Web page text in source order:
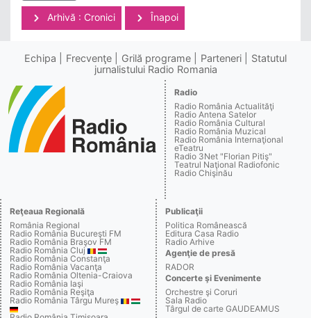
Arhivă : Cronici Înapoi
Echipa Frecvenţe Grilă programe Parteneri
Statutul
jurnalistului Radio Romania
Radio
Radio România Actualităţi
Radio Antena Satelor
Radio România Cultural
Radio România Muzical
Radio România Internaţional
eTeatru
Radio 3Net "Florian Pitiş"
Teatrul Naţional Radiofonic
Radio Chişinău
Reţeaua Regională
România Regional
Radio România Bucureşti FM
Radio România Braşov FM
Radio România Cluj
Radio România Constanţa
Radio România Vacanţa
Radio România Oltenia-Craiova
Radio România Iaşi
Radio România Reşiţa
Radio România Târgu Mureş
Publicaţii
Politica Românească
Editura Casa Radio
Radio Arhive
Agenţie de presă
RADOR
Concerte şi Evenimente
Orchestre şi Coruri
Sala Radio
Târgul de carte GAUDEAMUS